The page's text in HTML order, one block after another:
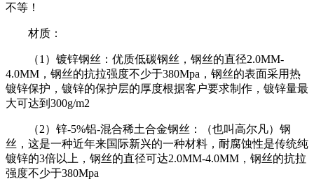
不等！
材质：
（1）镀锌钢丝：优质低碳钢丝，钢丝的直径2.0MM-
4.0MM，钢丝的抗拉强度不少于380Mpa，钢丝的表面采用热
镀锌保护，镀锌的保护层的厚度根据客户要求制作，镀锌量最
大可达到300g/m2
（2）锌-5%铝-混合稀土合金钢丝：（也叫高尔凡）钢
丝，这是一种近年来国际新兴的一种材料，耐腐蚀性是传统纯
镀锌的3倍以上，钢丝的直径可达2.0MM-4.0MM，钢丝的抗拉
强度不少于380Mpa